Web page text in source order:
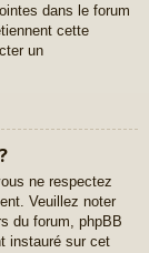
dans le forum
cette
un
ne respectez
Veuillez noter
du forum, phpBB
instauré sur cet